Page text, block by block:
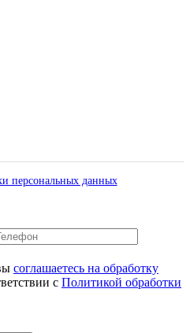
персональных данных
соглашаетесь на обработку
с Политикой обработки